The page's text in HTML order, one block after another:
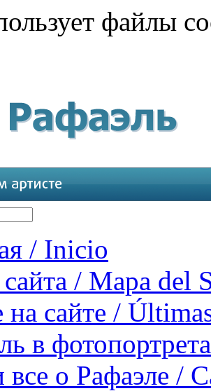
файлы
/ Inicio
/ Mapa del
на сайте /
в
о Рафаэле /